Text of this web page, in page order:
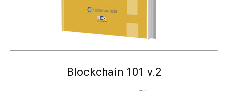
Blockchain 101 v.2